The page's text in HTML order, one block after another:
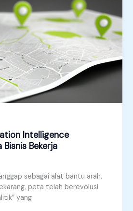
Intelligence
Bekerja
sebagai alat bantu arah.
peta telah berevolusi
yang